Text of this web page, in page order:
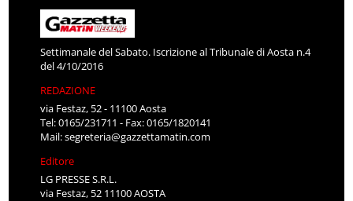
Settimanale del Sabato. Iscrizione al Tribunale di Aosta n.4
del 4/10/2016
REDAZIONE
via Festaz, 52 - 11100 Aosta
Tel: 0165/231711 - Fax: 0165/1820141
Mail:segreteria@gazzettamatin.com
Editore
LG PRESSE S.R.L.
via Festaz, 52 11100 AOSTA